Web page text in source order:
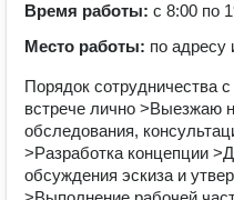
Время работы: с 8:00 по
Место работы: по адресу
Порядок сотрудничества
встрече лично >Выезжаю
обследования,
>Разработка концепции
обсуждения эскиза и